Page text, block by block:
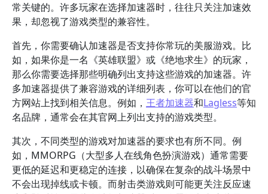
常关键的。许多玩家在选择加速器时，往往只关注加速效
果，却忽视了游戏类型的兼容性。
首先，你需要确认加速器是否支持你常玩的美服游戏。比
如，如果你是一名《英雄联盟》或《绝地求生》的玩家，
那么你需要选择那些明确列出支持这些游戏的加速器。许
多加速器提供了兼容游戏的详细列表，你可以在他们的官
方网站上找到相关信息。例如， 王者加速器和Lagless等知
名品牌，通常会在其官网上列出支持的游戏类型。
其次，不同类型的游戏对加速器的要求也有所不同。例
如，MMORPG（大型多人在线角色扮演游戏）通常需要
更低的延迟和更稳定的连接，以确保在复杂的战斗场景中
不会出现掉线或卡顿。而射击类游戏则可能更关注反应速